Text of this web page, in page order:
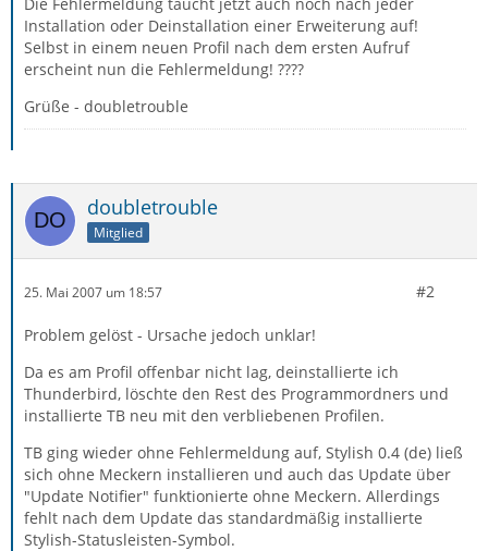
Installation oder Deinstallation einer Erweiterung auf!
Selbst in einem neuen Profil nach dem ersten Aufruf
erscheint nun die Fehlermeldung! ????
Grüße - doubletrouble
doubletrouble
Mitglied
25. Mai 2007 um 18:57 #2
Problem gelöst - Ursache jedoch unklar!
Da es am Profil offenbar nicht lag, deinstallierte ich
Thunderbird, löschte den Rest des Programmordners und
installierte TB neu mit den verbliebenen Profilen.
TB ging wieder ohne Fehlermeldung auf, Stylish 0.4 (de) ließ
sich ohne Meckern installieren und auch das Update über
"Update Notifier" funktionierte ohne Meckern. Allerdings
fehlt nach dem Update das standardmäßig installierte
Stylish-Statusleisten-Symbol.